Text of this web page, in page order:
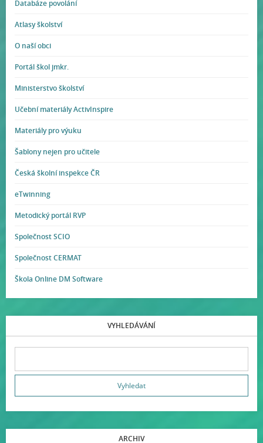
Databáze povolání
Atlasy školství
O naší obci
Portál škol jmkr.
Ministerstvo školství
Učební materiály ActivInspire
Materiály pro výuku
Šablony nejen pro učitele
Česká školní inspekce ČR
eTwinning
Metodický portál RVP
Společnost SCIO
Společnost CERMAT
Škola Online DM Software
VYHLEDÁVÁNÍ
ARCHIV